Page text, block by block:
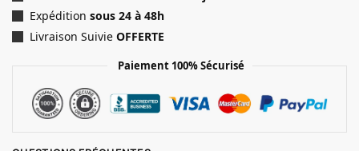
Expédition sous 24 à 48h
Livraison Suivie OFFERTE
Paiement 100% Sécurisé